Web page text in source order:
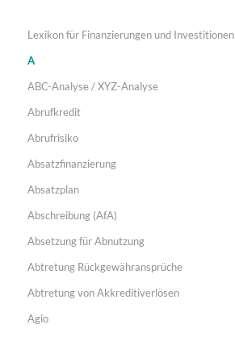
Lexikon für Finanzierungen und Investitionen
A
ABC-Analyse / XYZ-Analyse
Abrufkredit
Abrufrisiko
Absatzfinanzierung
Absatzplan
Abschreibung (AfA)
Absetzung für Abnutzung
Abtretung Rückgewähransprüche
Abtretung von Akkreditiverlösen
Agio